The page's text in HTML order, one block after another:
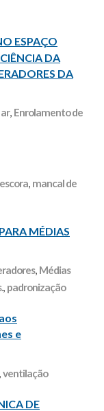
ESPAÇO
DA
DA
, Enrolamento de
, mancal de
MÉDIAS
, Médias
, padronização
e
ventilação
DE